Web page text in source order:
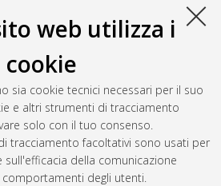
web utilizza i
cookie
sia cookie tecnici necessari per il suo
e altri strumenti di tracciamento
solo con il tuo consenso.
tracciamento facoltativi sono usati per
sull'efficacia della comunicazione
degli utenti.
Cause celebri, giustizia penale e
penale nello specchio
, [Dissertation thesis], Alma
di Bologna. Dottorato di ricerca in
legal studies, 33 Ciclo. DOI
9656.
generata il Thu Aug 6 20:39:16 2026